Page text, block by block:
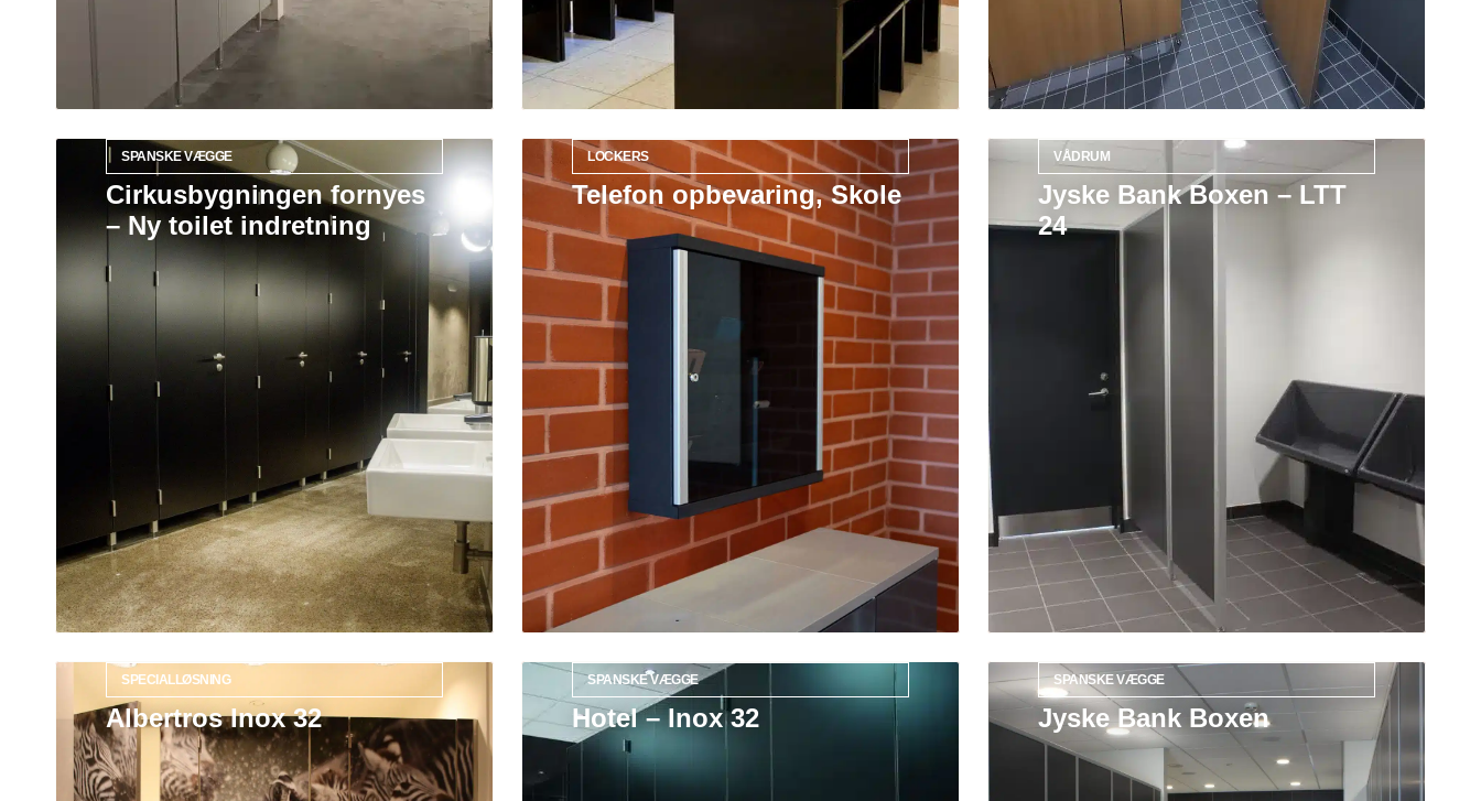
SPANSKE VÆGGE
Cirkusbygningen fornyes
– Ny toilet indretning
Læs mere
LOCKERS
Telefon opbevaring, Skole
Læs mere
VÅDRUM
Jyske Bank Boxen – LTT
24
SPECIALLØSNING
Albertros Inox 32
Læs mere
SPANSKE VÆGGE
Hotel – Inox 32
Læs mere
SPANSKE VÆGGE
Jyske Bank Boxen
Læs mere